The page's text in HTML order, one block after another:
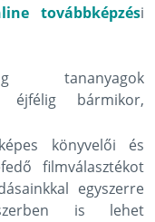
továbbképzési
éjfélig bármikor,
könyvelői és
filmválasztékot
egyszerre
is lehet